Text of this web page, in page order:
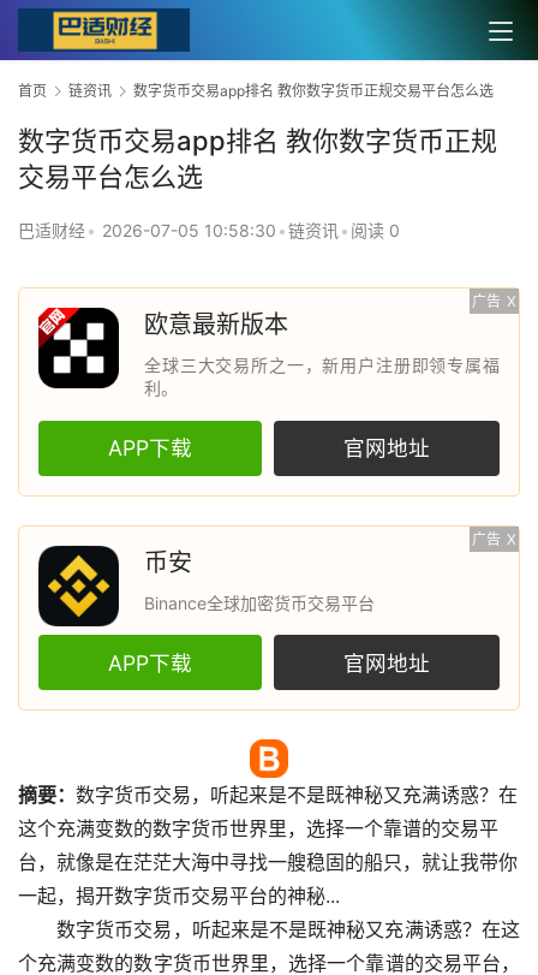
首页 链资讯 数字货币交易app排名 教你数字货币正规交易平台怎么选
数字货币交易app排名 教你数字货币正规
交易平台怎么选
巴适财经• 2026-07-05 10:58:30 •链资讯 • 阅读 0
广告 X
欧意最新版本
全球三大交易所之一，新用户注册即领专属福
利。
APP下载 官网地址
广告 X
币安
Binance全球加密货币交易平台
APP下载 官网地址
摘要： 数字货币交易，听起来是不是既神秘又充满诱惑？在
这个充满变数的数字货币世界里，选择一个靠谱的交易平
台，就像是在茫茫大海中寻找一艘稳固的船只，就让我带你
一起，揭开数字货币交易平台的神秘...
数字货币交易，听起来是不是既神秘又充满诱惑？在这
个充满变数的数字货币世界里，选择一个靠谱的交易平台，